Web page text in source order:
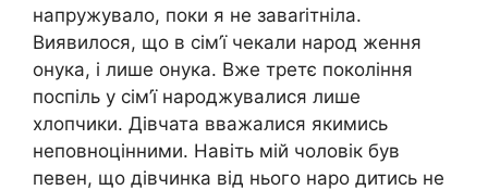
напружувало, поки я не заваrітніла.
Виявилося, що в сім’ї чекали народ ження
онука, і лише онука. Вже третє покоління
поспіль у сім’ї народжувалися лише
хлопчики. Дівчата вважалися якимись
неповноцінними. Навіть мій чоловік був
певен, що дівчинка від нього наро дитись не